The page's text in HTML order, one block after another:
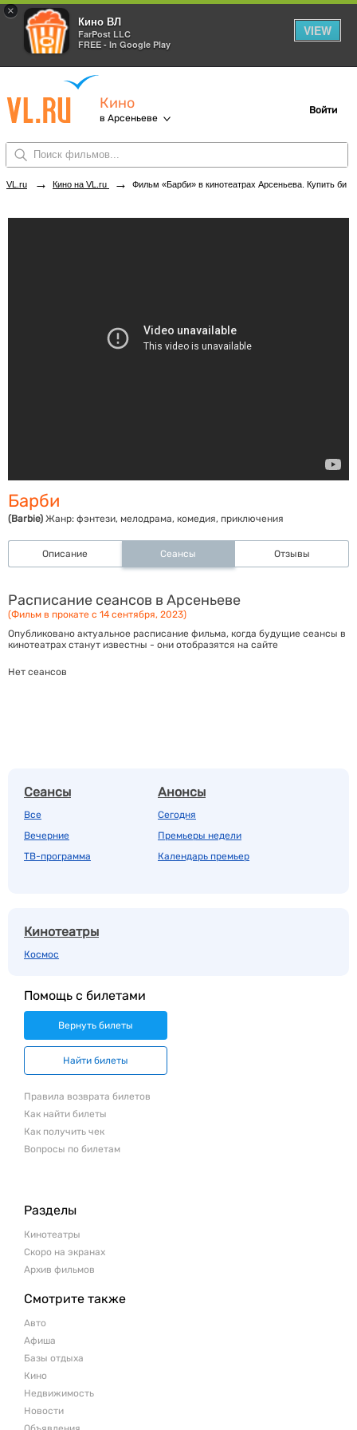
×
Кино ВЛ
FarPost LLC
FREE - In Google Play
VIEW
Кино
в Арсеньеве
Войти
VL.ru → Кино на VL.ru → Фильм «Барби» в кинотеатрах Арсеньева. Купить билеты!
Барби
(Barbie) Жанр: фэнтези, мелодрама, комедия, приключения
Описание Сеансы Отзывы
Расписание сеансов в Арсеньеве
(Фильм в прокате с 14 сентября, 2023)
Опубликовано актуальное расписание фильма, когда будущие сеансы в
кинотеатрах станут известны - они отобразятся на сайте
Нет сеансов
Сеансы
Все
Вечерние
ТВ-программа
Анонсы
Сегодня
Премьеры недели
Календарь премьер
Кинотеатры
Космос
Помощь с билетами
Вернуть билеты
Найти билеты
Правила возврата билетов
Как найти билеты
Как получить чек
Вопросы по билетам
Разделы
Кинотеатры
Скоро на экранах
Архив фильмов
Смотрите также
Авто
Афиша
Базы отдыха
Кино
Недвижимость
Новости